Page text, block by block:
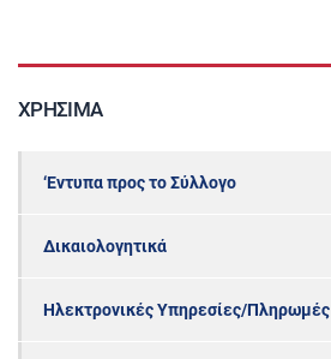
ΧΡΉΣΙΜΑ
‘Εντυπα προς το Σύλλογο
Δικαιολογητικά
Ηλεκτρονικές Υπηρεσίες/Πληρωμές